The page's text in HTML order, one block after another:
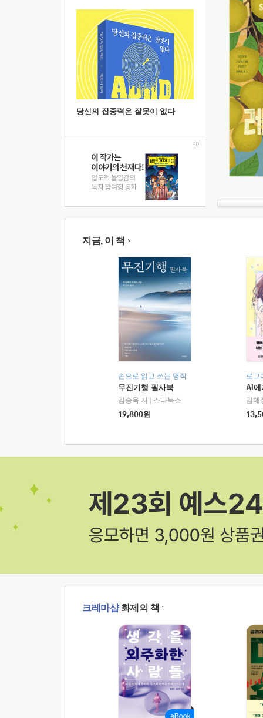
당신의 집중력은 잘못이 없다
지금, 이 책
손으로 읽고 쓰는 명작
무진기행 필사북
김승옥 저
스타북스
19,800원
로그
AI에
김혜
크레마샵화제의 책